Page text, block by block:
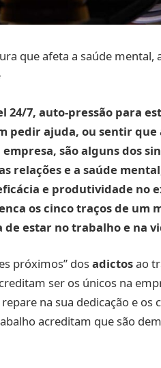
que afeta a saúde mental,
24/7, auto-pressão para
ajuda, ou sentir que
são alguns dos
relações e a saúde
e produtividade no
os cinco traços de um
estar no trabalho e na
próximos” dosadictosao
ser os únicos na
na sua dedicação e os
acreditam que são